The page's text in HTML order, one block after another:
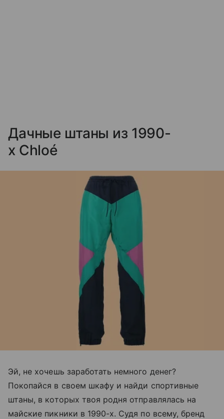
Дачные штаны из 1990-
х Chloé
Эй, не хочешь заработать немного денег?
Покопайся в своем шкафу и найди спортивные
штаны, в которых твоя родня отправлялась на
майские пикники в 1990-х. Судя по всему, бренд